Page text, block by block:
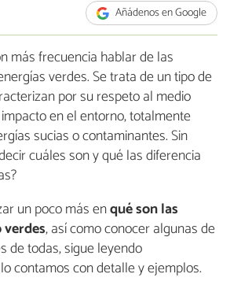
Añádenos en Google
más frecuencia hablar de las
verdes. Se trata de un tipo de
por su respeto al medio
en el entorno, totalmente
sucias o contaminantes. Sin
cuáles son y qué las diferencia
un poco más enqué son las
, así como conocer algunas de
de todas, sigue leyendo
contamos con detalle y ejemplos.